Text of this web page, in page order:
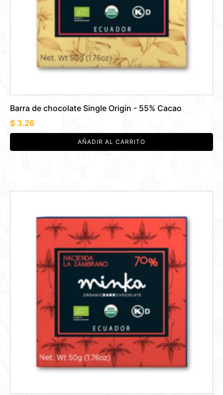
Barra de chocolate Single Origin - 55% Cacao
$ 3.26
AÑADIR AL CARRITO